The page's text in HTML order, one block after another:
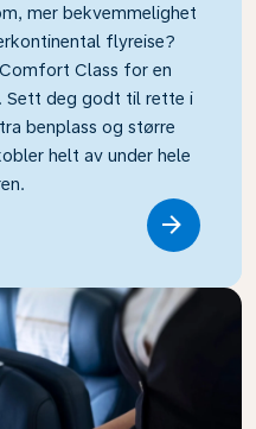
mer bekvemmelighet
flyreise?
Class for en
Sett deg godt til rette i
benplass og større
helt av under hele